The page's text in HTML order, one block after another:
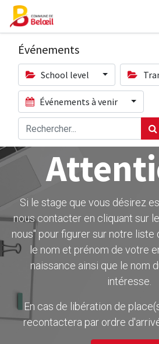
Événements
School level
Événements à venir
Si le stage que vous désirez
nous contacter en cliquant sur
nous" pour figurer sur notre
le nom et prénom de votre
naissance ainsi que le nom
intéresse.
En cas de libération de
recontactera par ordre